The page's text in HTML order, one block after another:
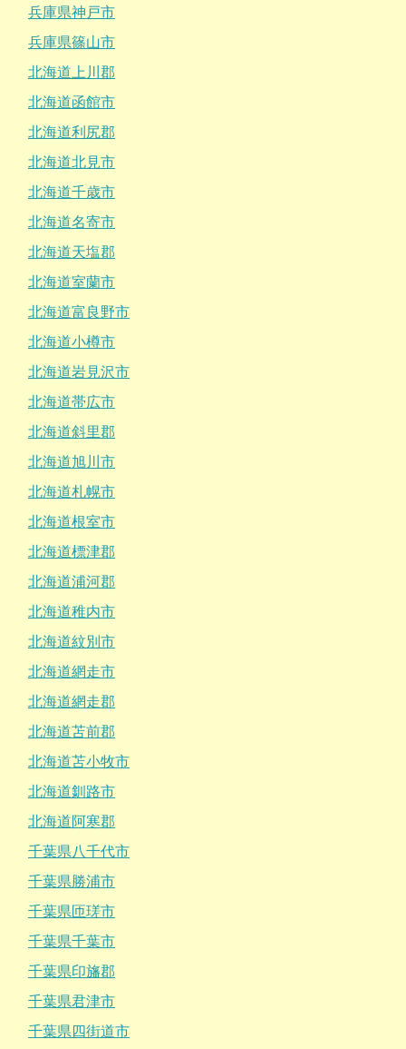
兵庫県神戸市
兵庫県篠山市
北海道上川郡
北海道函館市
北海道利尻郡
北海道北見市
北海道千歳市
北海道名寄市
北海道天塩郡
北海道室蘭市
北海道富良野市
北海道小樽市
北海道岩見沢市
北海道帯広市
北海道斜里郡
北海道旭川市
北海道札幌市
北海道根室市
北海道標津郡
北海道浦河郡
北海道稚内市
北海道紋別市
北海道網走市
北海道網走郡
北海道苫前郡
北海道苫小牧市
北海道釧路市
北海道阿寒郡
千葉県八千代市
千葉県勝浦市
千葉県匝瑳市
千葉県千葉市
千葉県印旛郡
千葉県君津市
千葉県四街道市